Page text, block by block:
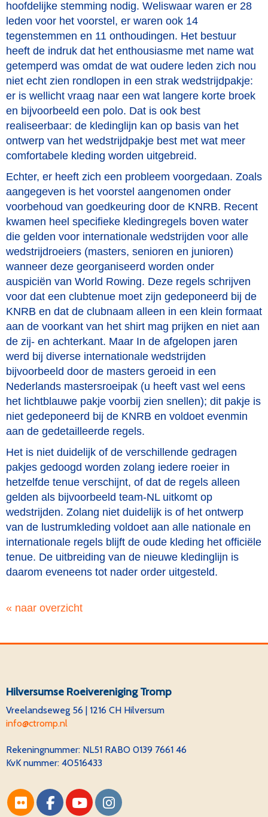
hoofdelijke stemming nodig. Weliswaar waren er 28
leden voor het voorstel, er waren ook 14
tegenstemmen en 11 onthoudingen. Het bestuur
heeft de indruk dat het enthousiasme met name wat
getemperd was omdat de wat oudere leden zich nou
niet echt zien rondlopen in een strak wedstrijdpakje:
er is wellicht vraag naar een wat langere korte broek
en bijvoorbeeld een polo. Dat is ook best
realiseerbaar: de kledinglijn kan op basis van het
ontwerp van het wedstrijdpakje best met wat meer
comfortabele kleding worden uitgebreid.
Echter, er heeft zich een probleem voorgedaan. Zoals
aangegeven is het voorstel aangenomen onder
voorbehoud van goedkeuring door de KNRB. Recent
kwamen heel specifieke kledingregels boven water
die gelden voor internationale wedstrijden voor alle
wedstrijdroeiers (masters, senioren en junioren)
wanneer deze georganiseerd worden onder
auspiciën van World Rowing. Deze regels schrijven
voor dat een clubtenue moet zijn gedeponeerd bij de
KNRB en dat de clubnaam alleen in een klein formaat
aan de voorkant van het shirt mag prijken en niet aan
de zij- en achterkant. Maar In de afgelopen jaren
werd bij diverse internationale wedstrijden
bijvoorbeeld door de masters geroeid in een
Nederlands mastersroeipak (u heeft vast wel eens
het lichtblauwe pakje voorbij zien snellen); dit pakje is
niet gedeponeerd bij de KNRB en voldoet evenmin
aan de gedetailleerde regels.
Het is niet duidelijk of de verschillende gedragen
pakjes gedoogd worden zolang iedere roeier in
hetzelfde tenue verschijnt, of dat de regels alleen
gelden als bijvoorbeeld team-NL uitkomt op
wedstrijden. Zolang niet duidelijk is of het ontwerp
van de lustrumkleding voldoet aan alle nationale en
internationale regels blijft de oude kleding het officiële
tenue. De uitbreiding van de nieuwe kledinglijn is
daarom eveneens tot nader order uitgesteld.
« naar overzicht
Hilversumse Roeivereniging Tromp
Vreelandseweg 56 | 1216 CH Hilversum
ofni@ctromp.nl
Rekeningnummer: NL51 RABO 0139 7661 46
KvK nummer: 40516433